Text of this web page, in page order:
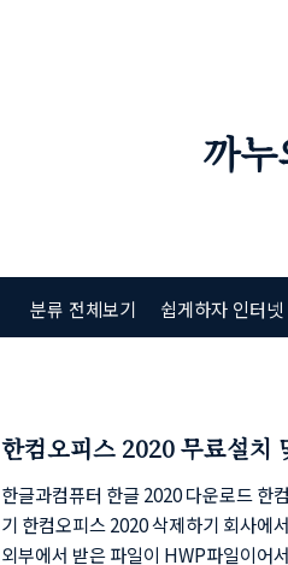
까
분류 전체보기 쉽게하자 인터넷
한컴오피스 2020 무료설치
한글과컴퓨터 한글 2020 다운로드 한
기 한컴오피스 2020 삭제하기 회사에
외부에서 받은 파일이 HWP파일이어